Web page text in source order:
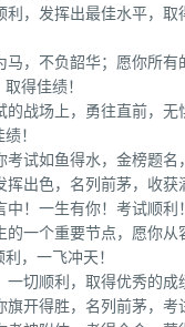
利，发挥出最佳水平，取
马，不负韶华；愿你所有
得佳绩！
的战场上，勇往直前，无
！
试如鱼得水，金榜题名
出色，名列前茅，收获
！一生有你！考试顺利！
的一个重要节点，愿你从
，一飞冲天！
切顺利，取得优秀的成
开得胜，名列前茅，考